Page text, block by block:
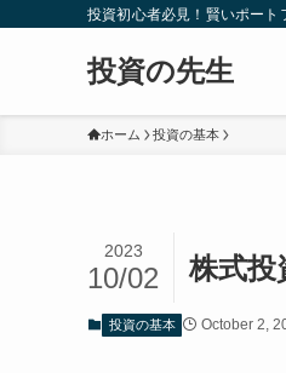
投資初心者必見！賢いポー
投資の先生
ホーム 投資の基本
株式投
2023
10/02
投資の基本 October 2,